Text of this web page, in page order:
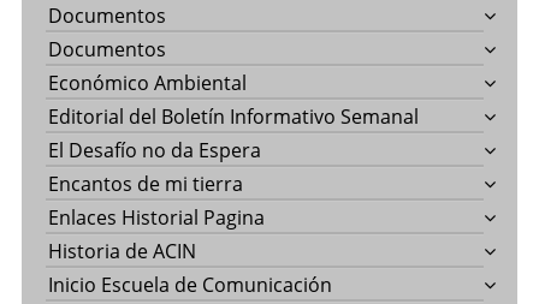
Documentos
Documentos
Económico Ambiental
Editorial del Boletín Informativo Semanal
El Desafío no da Espera
Encantos de mi tierra
Enlaces Historial Pagina
Historia de ACIN
Inicio Escuela de Comunicación